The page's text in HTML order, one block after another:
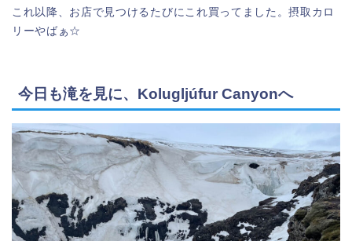
これ以降、お店で見つけるたびにこれ買ってました。摂取カロ
リーやばぁ☆
今日も滝を見に、Kolugljúfur Canyonへ